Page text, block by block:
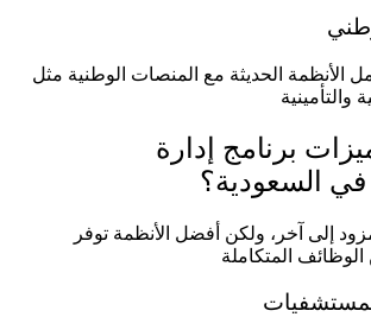
برنامج إدارة
السعودية؟
إلى آخر، ولكن أفضل الأنظمة توفر